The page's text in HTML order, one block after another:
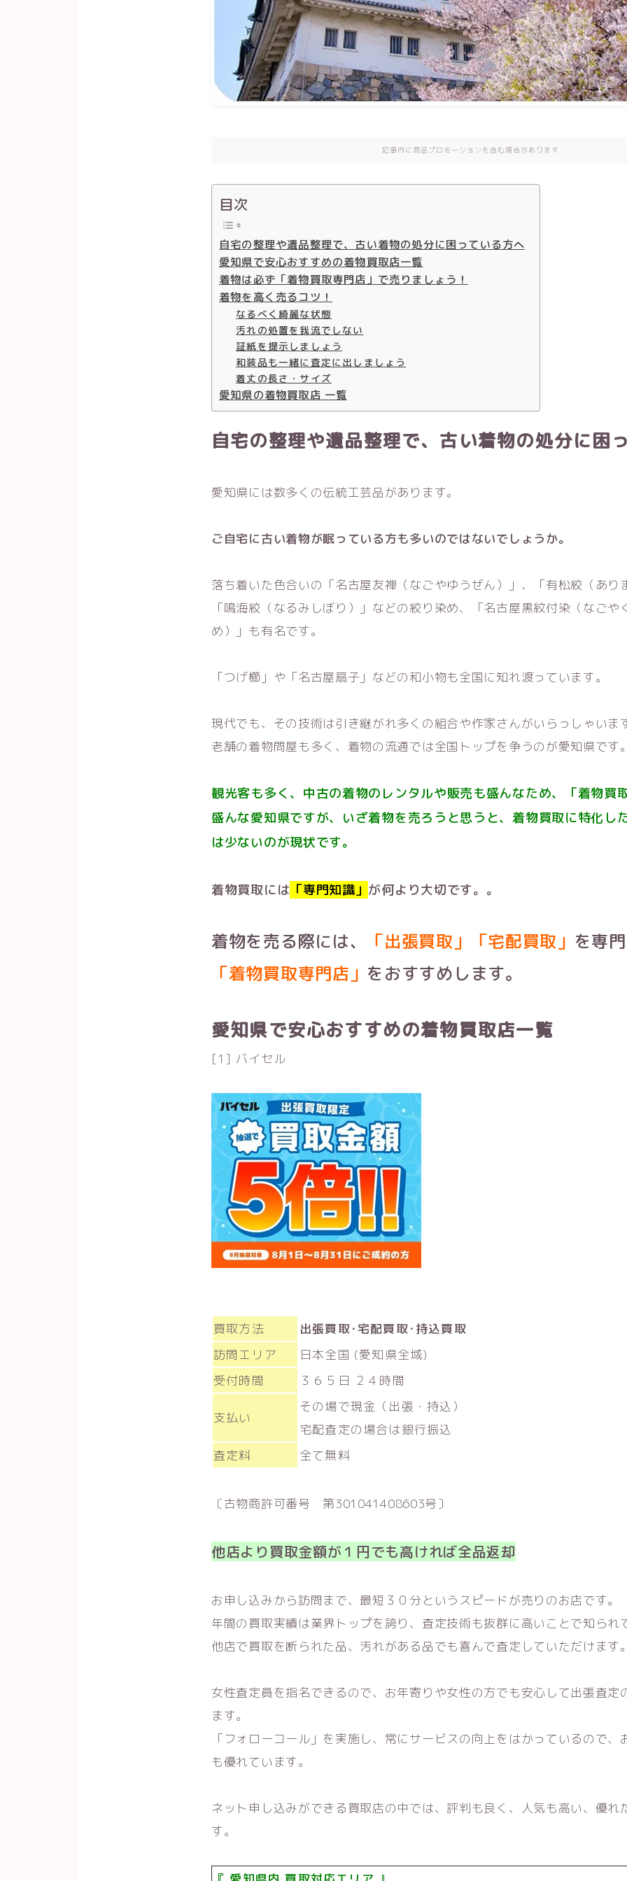
記事内に商品プロモーションを含む場合があります
目次
自宅の整理や遺品整理で、古い着物の処分に困っている方へ
愛知県で安心おすすめの着物買取店一覧
着物は必ず「着物買取専門店」で売りましょう！
着物を高く売るコツ！
なるべく綺麗な状態
汚れの処置を我流でしない
証紙を提示しましょう
和装品も一緒に査定に出しましょう
着丈の長さ・サイズ
愛知県の着物買取店 一覧
自宅の整理や遺品整理で、古い着物の処分に困
愛知県には数多くの伝統工芸品があります。
ご自宅に古い着物が眠っている方も多いのではないでしょうか。
落ち着いた色合いの「名古屋友禅（なごやゆうぜん）」、「有松絞（あり
「鳴海絞（なるみしぼり）」などの絞り染め、「名古屋黒紋付染（なごや
め）」も有名です。
「つげ櫛」や「名古屋扇子」などの和小物も全国に知れ渡っています。
現代でも、その技術は引き継がれ多くの組合や作家さんがいらっしゃいま
老舗の着物問屋も多く、着物の流通では全国トップを争うのが愛知県です。
観光客も多く、中古の着物のレンタルや販売も盛んなため、「着物買
盛んな愛知県ですが、いざ着物を売ろうと思うと、着物買取に特化し
は少ないのが現状です。
着物買取には 「専門知識」 が何より大切です。。
着物を売る際には、 「出張買取」「宅配買取」 を専
「着物買取専門店」 をおすすめします。
愛知県で安心おすすめの着物買取店一覧
[1] バイセル
買取方法
出張買取･宅配買取･持込買取
訪問エリア
日本全国 (愛知県全域)
受付時間
３６５日 ２４時間
支払い
その場で現金（出張・持込）
宅配査定の場合は銀行振込
査定料
全て無料
〔古物商許可番号 第301041408603号〕
他店より買取金額が１円でも高ければ全品返却
お申し込みから訪問まで、最短３０分というスピードが売りのお店です。
年間の買取実績は業界トップを誇り、査定技術も抜群に高いことで知られ
他店で買取を断られた品、汚れがある品でも喜んで査定していただけます。
女性査定員を指名できるので、お年寄りや女性の方でも安心して出張査定
ます。
「フォローコール」を実施し、常にサービスの向上をはかっているので、
も優れています。
ネット申し込みができる買取店の中では、評判も良く、人気も高い、優れ
す。